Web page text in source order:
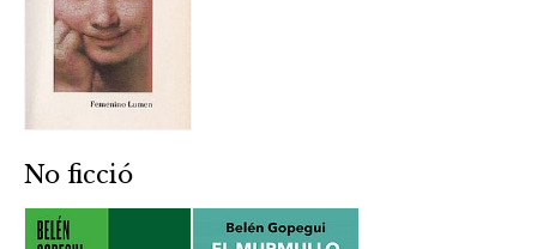
No ficció